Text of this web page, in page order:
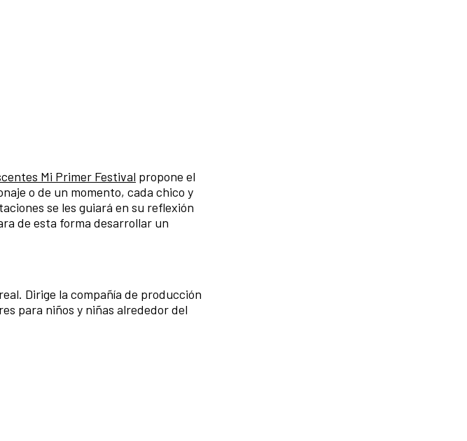
Mi Primer Festival propone el
o de un momento, cada chico y
se les guiará en su reflexión
de esta forma desarrollar un
Dirige la compañía de producción
para niños y niñas alrededor del